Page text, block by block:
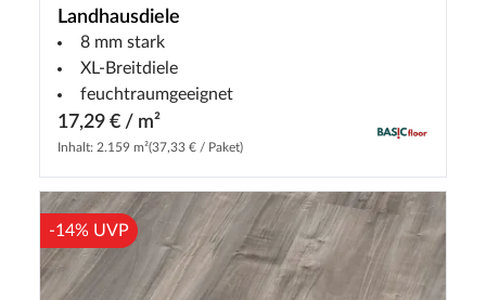
Landhausdiele
8 mm stark
XL-Breitdiele
feuchtraumgeeignet
17,29 € / m²
Inhalt: 2.159 m²(37,33 € / Paket)
-14% UVP